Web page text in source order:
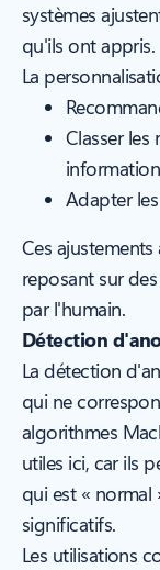
systèmes
qu'ils ont appris.
La
Classer les
Adapter
Ces
reposant sur
par l'humain.
Détection
La détection
qui ne
algorithmes
utiles ici, car ils
qui est « normal
significatifs.
Les utilisations